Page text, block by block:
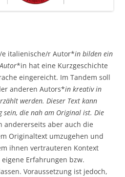
italienische/r Autor*in bilden ein
*in hat eine Kurzgeschichte
eingereicht. Im Tandem soll
anderen Autors*in kreativ in
werden. Dieser Text kann
sein, die nah am Original ist. Die
andererseits aber auch die
Originaltext umzugehen und
ihnen vertrauteren Kontext
Erfahrungen bzw.
Voraussetzung ist jedoch,